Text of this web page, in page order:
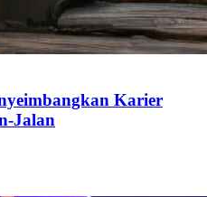
Karier
Jalan